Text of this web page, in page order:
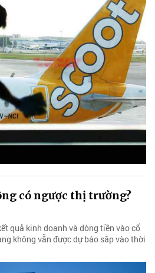
có ngược thị trường?
quả kinh doanh và dòng tiền vào cổ
không vẫn được dự báo sắp vào thời